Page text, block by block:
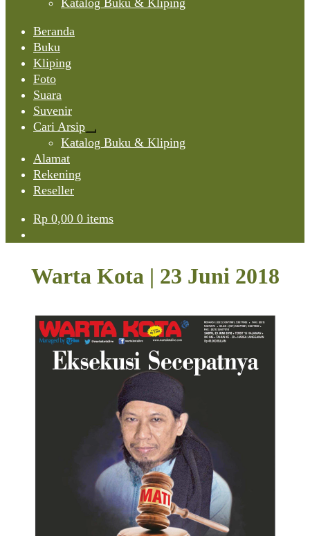
Katalog Buku & Kliping
Beranda
Buku
Kliping
Foto
Suara
Suvenir
Cari Arsip
Expand
child
Katalog Buku & Kliping
Alamat
Rekening
Reseller
Rp 0,00 0 items
Warta Kota | 23 Juni 2018